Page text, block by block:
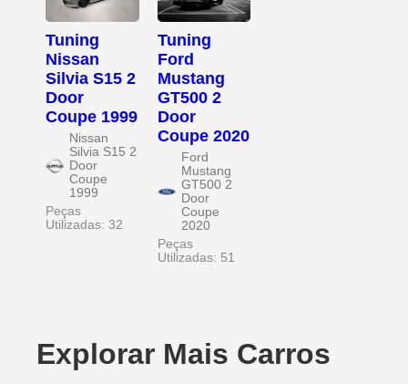
Tuning
Nissan
Silvia S15 2
Door
Coupe 1999
Nissan
Silvia S15 2
Door
Coupe
1999
Peças
Utilizadas: 32
Tuning
Ford
Mustang
GT500 2
Door
Coupe 2020
Ford
Mustang
GT500 2
Door
Coupe
2020
Peças
Utilizadas: 51
Explorar Mais Carros